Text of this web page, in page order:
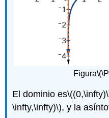
Figura
El dominio es
\infty,\infty)\), y la